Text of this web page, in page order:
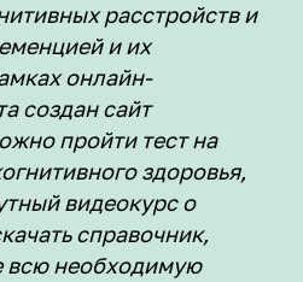
расстройств и
и их
онлайн-
создан сайт
пройти тест на
здоровья,
видеокурс о
справочник,
необходимую